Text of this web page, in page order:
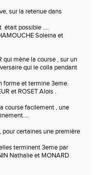
sur la retenue dans
était possible ….
Soleina et
qui mène la course , sur un
qui le colla pendant
forme et termine 3eme.
et ROSET Alois .
course facilement , une
certaines une première
terminent 3eme par
Nathalie et MONARD